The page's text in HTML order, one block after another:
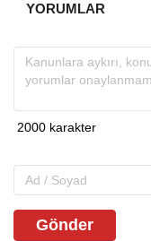
YORUMLAR
Gönder